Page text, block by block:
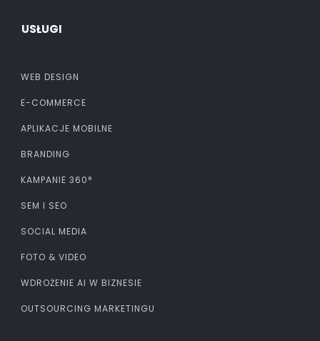
USŁUGI
WEB DESIGN
E-COMMERCE
APLIKACJE MOBILNE
BRANDING
KAMPANIE 360°
SEM I SEO
SOCIAL MEDIA
FOTO & VIDEO
WDROŻENIE AI W BIZNESIE
OUTSOURCING MARKETINGU